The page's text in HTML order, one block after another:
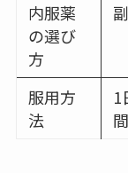
内服薬
の選び
方
服用方
法
1